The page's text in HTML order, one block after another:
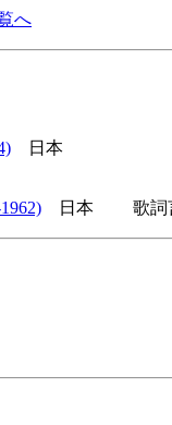
へ
日本
日本 歌詞言